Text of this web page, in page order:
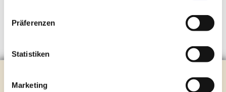
Präferenzen
Statistiken
Marketing
Brockhagener Straße 28 | 33803 Steinhagen